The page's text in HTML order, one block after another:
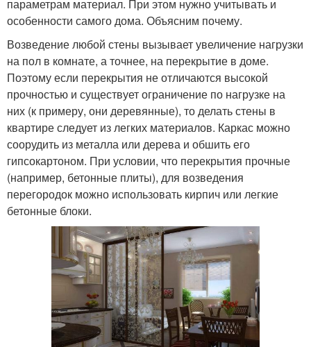
параметрам материал. При этом нужно учитывать и
особенности самого дома. Объясним почему.
Возведение любой стены вызывает увеличение нагрузки
на пол в комнате, а точнее, на перекрытие в доме.
Поэтому если перекрытия не отличаются высокой
прочностью и существует ограничение по нагрузке на
них (к примеру, они деревянные), то делать стены в
квартире следует из легких материалов. Каркас можно
соорудить из металла или дерева и обшить его
гипсокартоном. При условии, что перекрытия прочные
(например, бетонные плиты), для возведения
перегородок можно использовать кирпич или легкие
бетонные блоки.